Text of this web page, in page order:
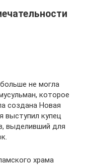
не могла
которое
создана Новая
выступил купец
выделивший для
храма